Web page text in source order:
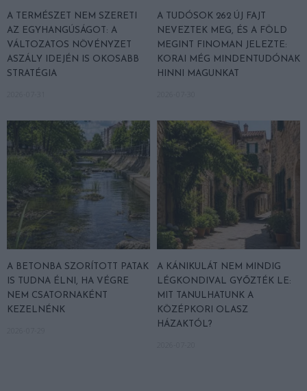
A TERMÉSZET NEM SZERETI
AZ EGYHANGÚSÁGOT: A
VÁLTOZATOS NÖVÉNYZET
ASZÁLY IDEJÉN IS OKOSABB
STRATÉGIA
A TUDÓSOK 262 ÚJ FAJT
NEVEZTEK MEG, ÉS A FÖLD
MEGINT FINOMAN JELEZTE:
KORAI MÉG MINDENTUDÓNAK
HINNI MAGUNKAT
A BETONBA SZORÍTOTT PATAK
IS TUDNA ÉLNI, HA VÉGRE
NEM CSATORNAKÉNT
KEZELNÉNK
A KÁNIKULÁT NEM MINDIG
LÉGKONDIVAL GYŐZTÉK LE:
MIT TANULHATUNK A
KÖZÉPKORI OLASZ
HÁZAKTÓL?